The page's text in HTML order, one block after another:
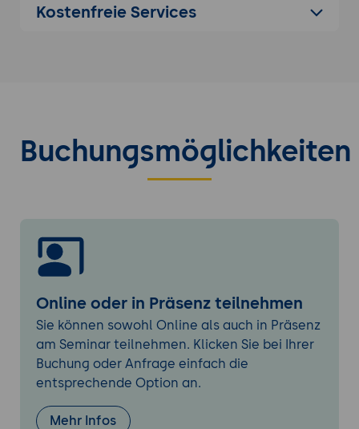
die Präzision und Effizienz der
Medizinprodukteherstellung und
Softwareentwicklung.
Grundlagen des maschinellen Lernens:
Einführung in die Konzepte des
maschinellen Lernens, einschließlich
Supervised Learning, Unsupervised
Learning und Reinforcement Learning, und
deren Bedeutung für die
Qualitätssicherung.
Computer Vision und Bildverarbeitung:
Qualitätssicherung eingesetzt werden, um
Kostenfreie Services
Buchungsmöglichkeiten
Online oder in Präsenz teilnehmen
Sie können sowohl Online als auch in Präsenz
am Seminar teilnehmen. Klicken Sie bei Ihrer
Buchung oder Anfrage einfach die
entsprechende Option an.
Mehr Infos